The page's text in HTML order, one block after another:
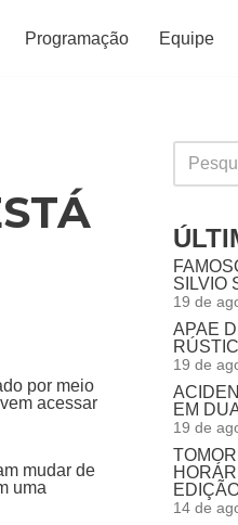
Programação Equipe
por meio
acessar
mudar de
uma
SILVIO
19 de
APAE
19 de
EM
19 de
14 de